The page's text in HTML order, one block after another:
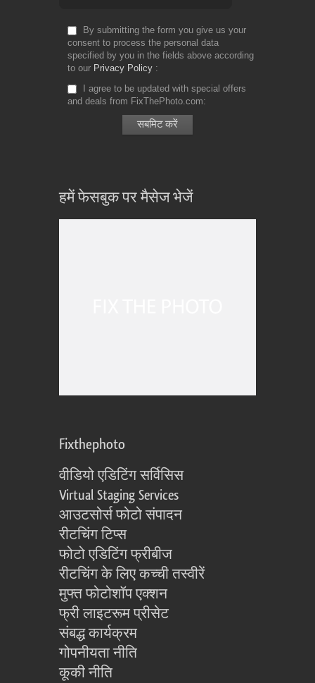
By submitting the form you give us your
consent to process the personal data
specified by you in the fields above according
to our Privacy Policy
I agree to be updated with special offers
and deals from FixThePhoto.com
हमें फेसबुक पर मैसेज भेजें
Fixthephoto
वीडियो एडिटिंग सर्विसिस
Virtual Staging Services
आउटसोर्स फोटो संपादन
रीटचिंग टिप्स
फोटो एडिटिंग फ्रीबीज
रीटचिंग के लिए कच्ची तस्वीरें
मुफ्त फोटोशॉप एक्शन
फ्री लाइटरूम प्रीसेट
संबद्ध कार्यक्रम
गोपनीयता नीति
कूकी नीति